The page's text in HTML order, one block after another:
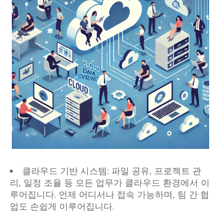
클라우드 기반 시스템: 파일 공유, 프로젝트 관
리, 일정 조율 등 모든 업무가 클라우드 환경에서 이
루어집니다. 언제 어디서나 접속 가능하며, 팀 간 협
업도 손쉽게 이루어집니다.